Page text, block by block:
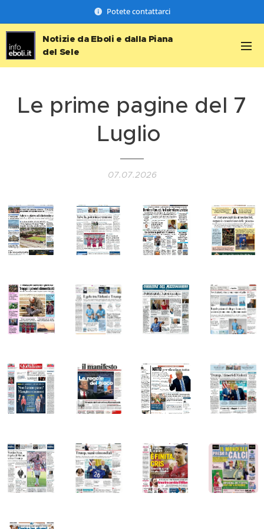
Potete contattarci
Notizie da Eboli e dalla Piana
del Sele
Le prime pagine del 7
Luglio
07.07.2026